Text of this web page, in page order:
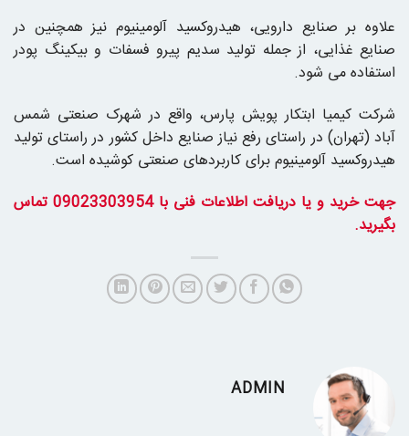
علاوه بر صنایع دارویی، هیدروکسید آلومینیوم نیز همچنین در
صنایع غذایی، از جمله تولید سدیم پیرو فسفات و بیکینگ پودر
استفاده می شود.
شرکت کیمیا ابتکار پویش پارس، واقع در شهرک صنعتی شمس
آباد (تهران) در راستای رفع نیاز صنایع داخل کشور در راستای تولید
هیدروکسید آلومینیوم برای کاربردهای صنعتی کوشیده است.
جهت خرید و یا دریافت اطلاعات فنی با 09023303954 تماس
بگیرید.
ADMIN